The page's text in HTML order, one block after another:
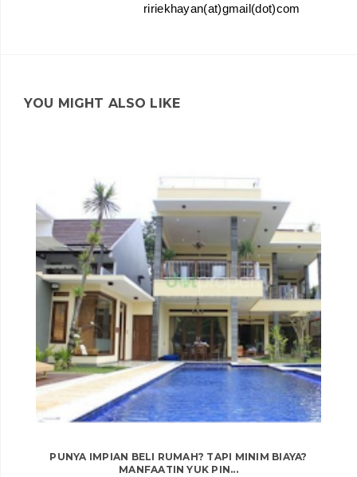
ririekhayan(at)gmail(dot)com
YOU MIGHT ALSO LIKE
PUNYA IMPIAN BELI RUMAH? TAPI MINIM BIAYA?
MANFAATIN YUK PIN...